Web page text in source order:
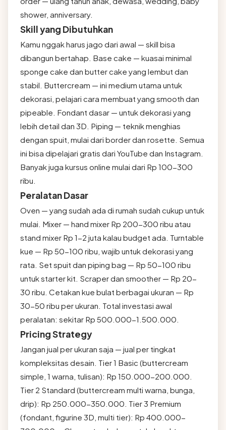
shower, anniversary.
Skill yang Dibutuhkan
Kamu nggak harus jago dari awal — skill bisa
dibangun bertahap. Base cake — kuasai minimal
sponge cake dan butter cake yang lembut dan
stabil. Buttercream — ini medium utama untuk
dekorasi, pelajari cara membuat yang smooth dan
pipeable. Fondant dasar — untuk dekorasi yang
lebih detail dan 3D. Piping — teknik menghias
dengan spuit, mulai dari border dan rosette. Semua
ini bisa dipelajari gratis dari YouTube dan Instagram.
Banyak juga kursus online mulai dari Rp 100-300
ribu.
Peralatan Dasar
Oven — yang sudah ada di rumah sudah cukup untuk
mulai. Mixer — hand mixer Rp 200-300 ribu atau
stand mixer Rp 1-2 juta kalau budget ada. Turntable
kue — Rp 50-100 ribu, wajib untuk dekorasi yang
rata. Set spuit dan piping bag — Rp 50-100 ribu
untuk starter kit. Scraper dan smoother — Rp 20-
30 ribu. Cetakan kue bulat berbagai ukuran — Rp
30-50 ribu per ukuran. Total investasi awal
peralatan: sekitar Rp 500.000-1.500.000.
Pricing Strategy
Jangan jual per ukuran saja — jual per tingkat
kompleksitas desain. Tier 1 Basic (buttercream
simple, 1 warna, tulisan): Rp 150.000-200.000.
Tier 2 Standard (buttercream multi warna, bunga,
drip): Rp 250.000-350.000. Tier 3 Premium
(fondant, figurine 3D, multi tier): Rp 400.000-